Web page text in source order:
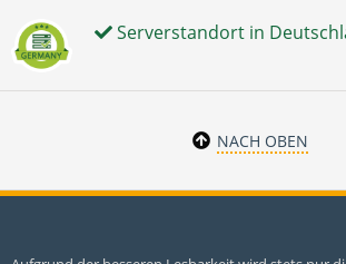
Serverstandort in
NACH OBEN